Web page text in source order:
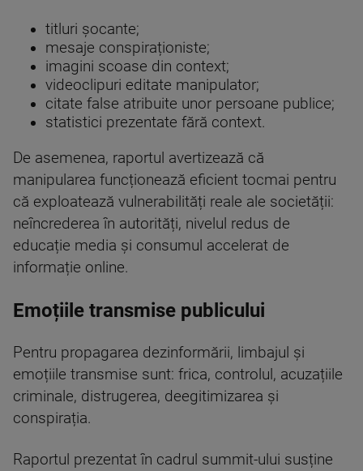
titluri șocante;
mesaje conspiraționiste;
imagini scoase din context;
videoclipuri editate manipulator;
citate false atribuite unor persoane publice;
statistici prezentate fără context.
De asemenea, raportul avertizează că
manipularea funcționează eficient tocmai pentru
că exploatează vulnerabilități reale ale societății:
neîncrederea în autorități, nivelul redus de
educație media și consumul accelerat de
informație online.
Emoțiile transmise publicului
Pentru propagarea dezinformării, limbajul și
emoțiile transmise sunt: frica, controlul, acuzațiile
criminale, distrugerea, deegitimizarea și
conspirația.
Raportul prezentat în cadrul summit-ului susține